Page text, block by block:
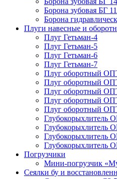
Борона зубовая БГ
Борона
Плуги навесные и
Плуг Гетьман-4
Плуг Гетьман-5
Плуг Гетьман-6
Плуг Гетьман-7
Плуг оборотный
Плуг оборотный
Плуг оборотный
Плуг оборотный
Плуг оборотный
Погрузчики
Мини-погрузчик
Сеялки бу и